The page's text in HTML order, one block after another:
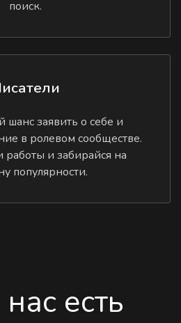
поиск.
заявить о себе и
в ролевом сообществе.
работы и забирайся на
популярности.
есть